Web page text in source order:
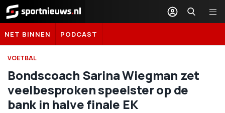
Sportnieuws.nl
NET BINNEN PODCAST
VOETBAL
Bondscoach Sarina Wiegman zet
veelbesproken speelster op de
bank in halve finale EK